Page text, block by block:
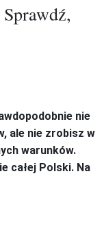
nie
ale nie zrobisz w
warunków.
całej Polski. Na